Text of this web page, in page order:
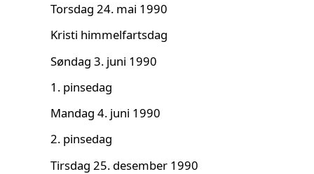
Torsdag 24. mai 1990
Kristi himmelfartsdag
Søndag 3. juni 1990
1. pinsedag
Mandag 4. juni 1990
2. pinsedag
Tirsdag 25. desember 1990